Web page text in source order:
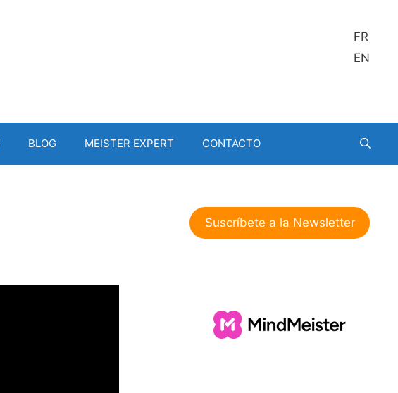
FR
EN
BLOG MEISTER EXPERT CONTACTO
Suscríbete a la Newsletter